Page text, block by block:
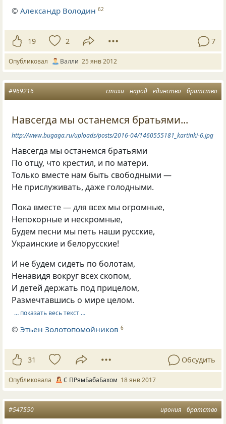
©Александр Володин 62
19 2 7
Опубликовал Валли 25 янв 2012
стихи народ единство братство
#969216
Навсегда мы останемся братьями...
http://www.bugaga.ru/uploads/posts/2016-04/1460555181_kartinki-6.jpg
Навсегда мы останемся братьями
По отцу, что крестил, и по матери.
Только вместе нам быть свободными —
Не прислуживать, даже голодными.
Пока вместе — для всех мы огромные,
Непокорные и нескромные,
Будем песни мы петь наши русские,
Украинские и белорусские!
И не будем сидеть по болотам,
Ненавидя вокруг всех скопом,
И детей держать под прицелом,
Размечтавшись о мире целом.
… показать весь текст …
©Этьен Золотопомойников 6
31 Обсудить
Опубликовала С ПРямБабаБахом 18 янв 2017
ирония братство
#547550